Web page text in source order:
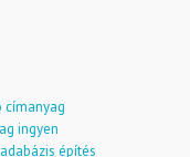
címanyag
ingyen
építés